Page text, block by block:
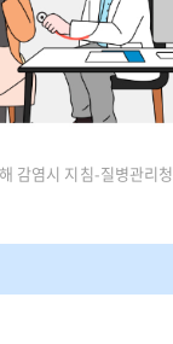
감염시 지침-질병관리청